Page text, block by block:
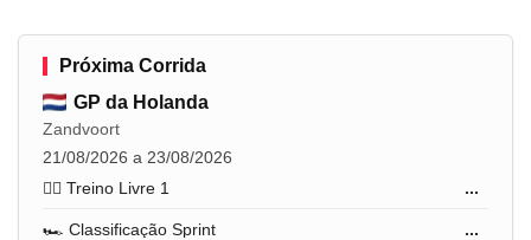
Próxima Corrida
GP da Holanda
Zandvoort
21/08/2026 a 23/08/2026
🏋️‍♂️ Treino Livre 1
...
🏎️ Classificação Sprint ...